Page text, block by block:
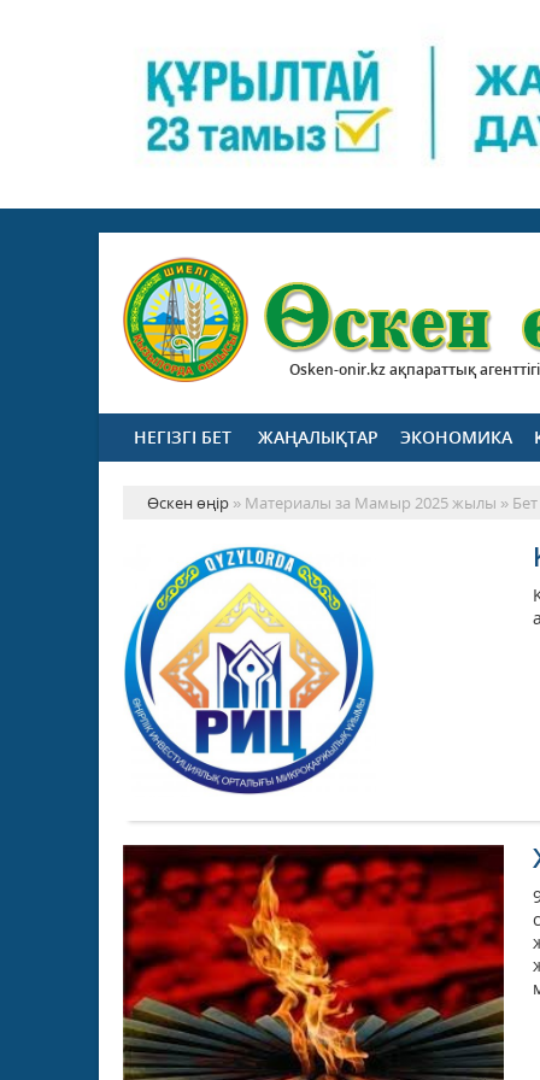
Osken-onir.kz ақпараттық агенттігі
НЕГІЗГІ БЕТ ЖАҢАЛЫҚТАР ЭКОНОМИКА
Өскен өңір » Материалы за Мамыр 2025 жылы » Бет